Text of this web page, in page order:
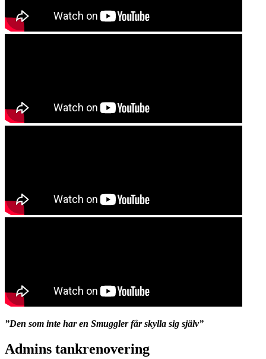
”Den som inte har en Smuggler får skylla sig själv”
Admins tankrenovering